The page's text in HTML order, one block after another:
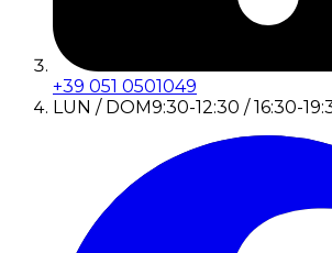
+39 051 0501049
LUN / DOM9:30-12:30 / 16:30-